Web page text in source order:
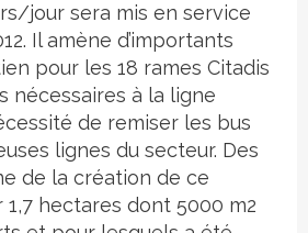
jour sera mis en service
Il amène d’importants
pour les 18 rames Citadis
nécessaires à la ligne
de remiser les bus
lignes du secteur. Des
de la création de ce
1,7 hectares dont 5000 m2